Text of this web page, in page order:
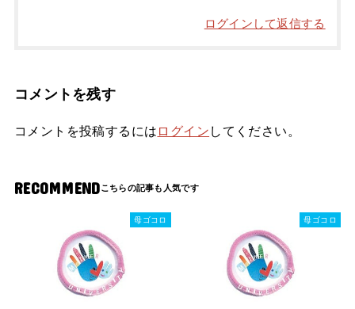
ログインして返信する
コメントを残す
コメントを投稿するには ログイン してください。
RECOMMEND
母ゴコロ 母ゴコロ